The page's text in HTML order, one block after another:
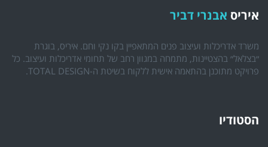
איריס אבנרי דביר
משרד אדריכלות ועיצוב פנים המתאפיין בקו נקי וחם. איריס, בוגרת
״בצלאל״ בהצטיינות, מתמחה במגוון רחב של תחומי אדריכלות ועיצוב. כל
פרויקט מתוכנן בהתאמה אישית ללקוח בשיטת ה-TOTAL DESIGN.
הסטודיו